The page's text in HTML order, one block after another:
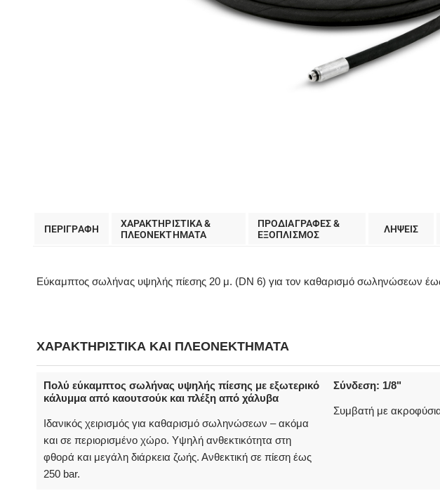
ΠΕΡΙΓΡΑΦΗ
ΧΑΡΑΚΤΗΡΙΣΤΙΚΑ &
ΠΛΕΟΝΕΚΤΗΜΑΤΑ
ΠΡΟΔΙΑΓΡΑΦΕΣ &
EΞΟΠΛΙΣΜΟΣ
ΛΗΨΕΙΣ
Εύκαμπτος σωλήνας υψηλής πίεσης 20 μ. (DN 6) για τον καθαρισμό σωληνώσεων
ΧΑΡΑΚΤΗΡΙΣΤΙΚΑ ΚΑΙ ΠΛΕΟΝΕΚΤΗΜΑΤΑ
Πολύ εύκαμπτος σωλήνας υψηλής πίεσης με εξωτερικό
κάλυμμα από καουτσούκ και πλέξη από χάλυβα
Ιδανικός χειρισμός για καθαρισμό σωληνώσεων – ακόμα
και σε περιορισμένο χώρο. Υψηλή ανθεκτικότητα στη
φθορά και μεγάλη διάρκεια ζωής. Ανθεκτική σε πίεση έως
250 bar.
Σύνδεση: 1/8"
Συμβατή με